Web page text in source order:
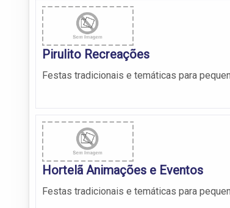
Pirulito Recreações
Festas tradicionais e temáticas para
Hortelã Animações e Eventos
Festas tradicionais e temáticas para